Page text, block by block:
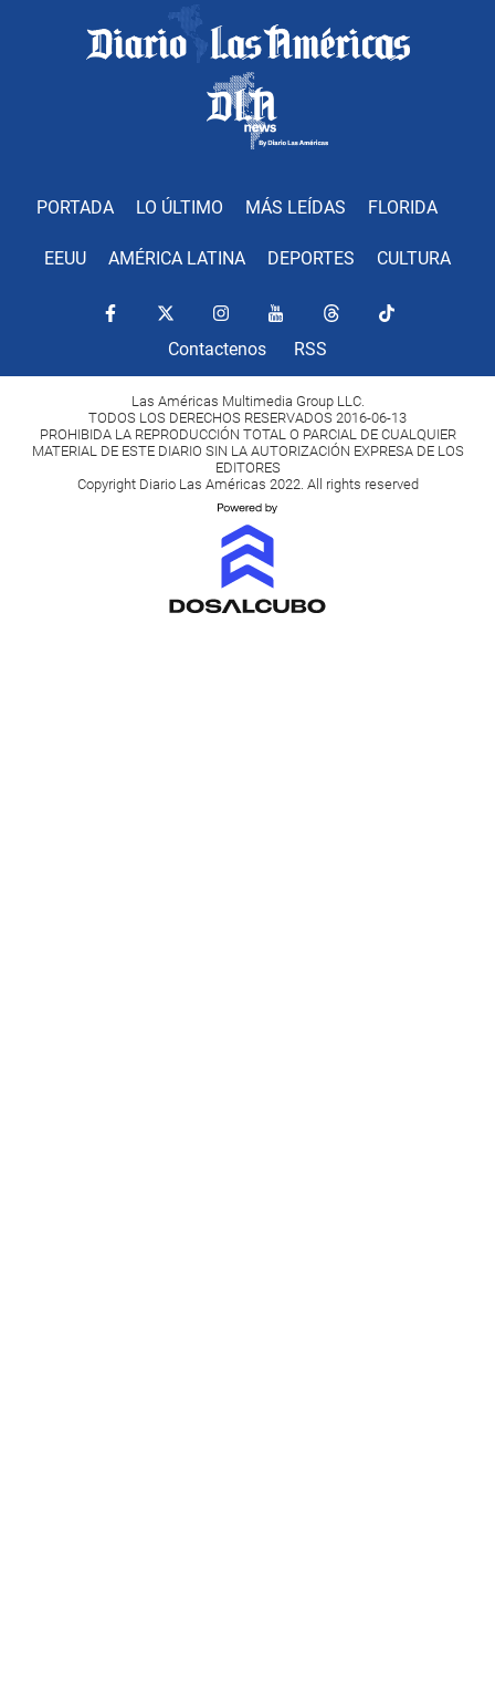
PORTADA LO ÚLTIMO MÁS LEÍDAS FLORIDA
EEUU AMÉRICA LATINA DEPORTES CULTURA
Contactenos RSS
Las Américas Multimedia Group LLC.
TODOS LOS DERECHOS RESERVADOS 2016-06-13
PROHIBIDA LA REPRODUCCIÓN TOTAL O PARCIAL DE CUALQUIER
MATERIAL DE ESTE DIARIO SIN LA AUTORIZACIÓN EXPRESA DE LOS
EDITORES
Copyright Diario Las Américas 2022. All rights reserved